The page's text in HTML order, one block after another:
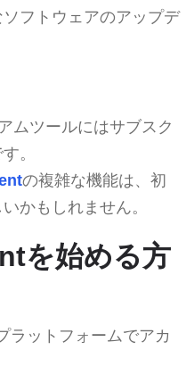
ソフトウェアのアップデ
ムツールにはサブスク
。
の複雑な機能は、初
かもしれません。
を始める方
ラットフォームでアカ